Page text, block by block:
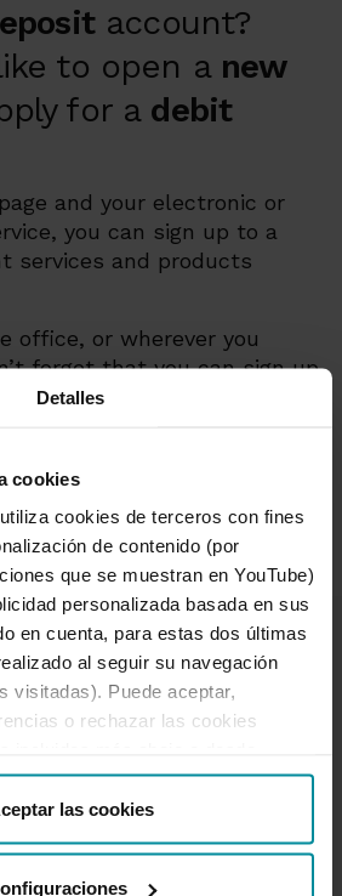
Detalles
cookies
cookies de terceros con fines
de contenido (por
que se muestran en YouTube)
personalizada basada en sus
en cuenta, para estas dos últimas
al seguir su navegación
visitadas). Puede aceptar,
o rechazar las cookies
obtener más información, así
en cualquier momento
de Cookies.
las cookies
account?
to open a new
for a debit
and your electronic or
you can sign up to a
services and products
office, or wherever you
forget that you can sign up
Deposits, our
check the product or
line.
access